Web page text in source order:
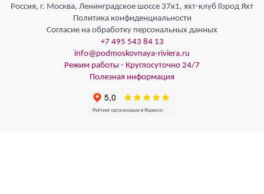
Россия, г. Москва, Ленинградское шоссе 37к1, яхт-клуб Город Яхт
Политика конфиденциальности
Согласие на обработку персональных данных
+7 495 543 84 13
info@podmoskovnaya-riviera.ru
Режим работы - Круглосуточно 24/7
Полезная информация